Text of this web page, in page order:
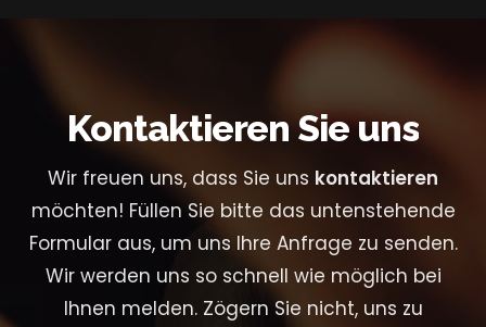
Kontaktieren Sie uns
Wir freuen uns, dass Sie uns kontaktieren
möchten! Füllen Sie bitte das untenstehende
Formular aus, um uns Ihre Anfrage zu senden.
Wir werden uns so schnell wie möglich bei
Ihnen melden. Zögern Sie nicht, uns zu